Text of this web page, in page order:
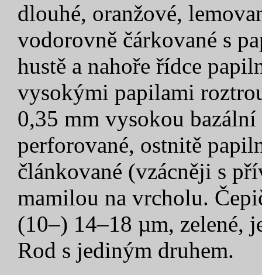
dlouhé, oranžové,
vodorovně čárkované s
hustě a nahoře řídce
vysokými papilami
0,35 mm vysokou
perforované, ostnitě
článkované (vzácněji s
mamilou na vrcholu.
(10–) 14–18 µm, zelené,
Rod s jediným druhem.